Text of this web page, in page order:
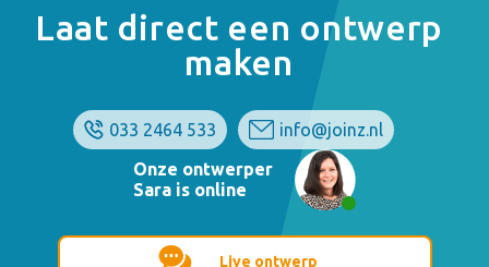
Laat direct een ontwerp
maken
033 2464 533
info@joinz.nl
Onze ontwerper
Sara is online
Live ontwerp